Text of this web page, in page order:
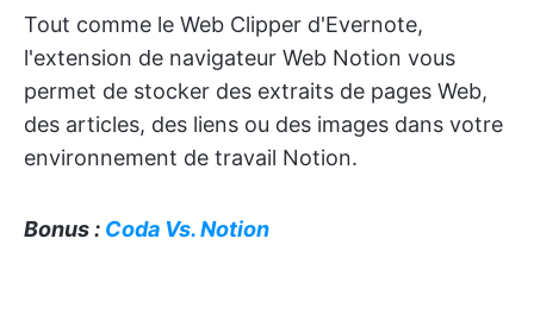
Tout comme le Web Clipper d'Evernote,
l'extension de navigateur Web Notion vous
permet de stocker des extraits de pages Web,
des articles, des liens ou des images dans votre
environnement de travail Notion.
Bonus : Coda Vs. Notion